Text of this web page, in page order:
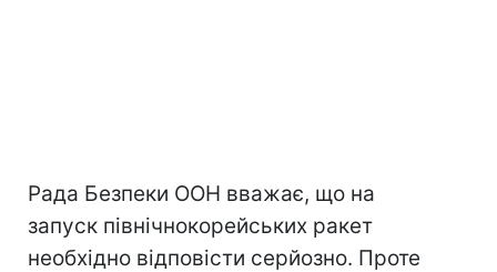
Рада Безпеки ООН вважає, що на
запуск північнокорейських ракет
необхідно відповісти серйозно. Проте